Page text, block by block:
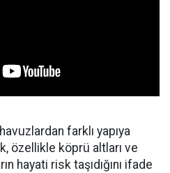
farklı yapıya
özellikle köprü altları ve
hayati risk taşıdığını ifade